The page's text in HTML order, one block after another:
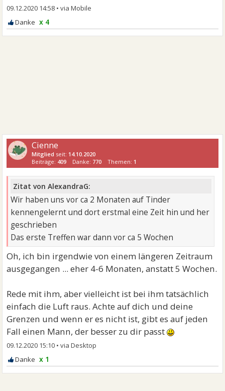
09.12.2020 14:58 •
x 4
Cienne
Mitglied seit: 14.10.2020
Beiträge: 409 Danke: 770 Themen: 1
Zitat von AlexandraG:
Wir haben uns vor ca 2 Monaten auf Tinder
kennengelernt und dort erstmal eine Zeit hin und her
geschrieben
Das erste Treffen war dann vor ca 5 Wochen
Oh, ich bin irgendwie von einem längeren Zeitraum
ausgegangen ... eher 4-6 Monaten, anstatt 5 Wochen.
Rede mit ihm, aber vielleicht ist bei ihm tatsächlich
einfach die Luft raus. Achte auf dich und deine
Grenzen und wenn er es nicht ist, gibt es auf jeden
Fall einen Mann, der besser zu dir passt
09.12.2020 15:10 •
x 1